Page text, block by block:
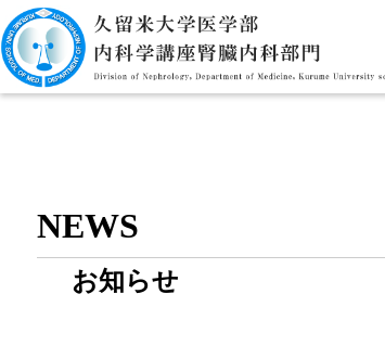
NEWS
お知らせ